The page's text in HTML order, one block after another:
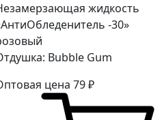
жидкость
-30»
Bubble Gum
цена 79₽